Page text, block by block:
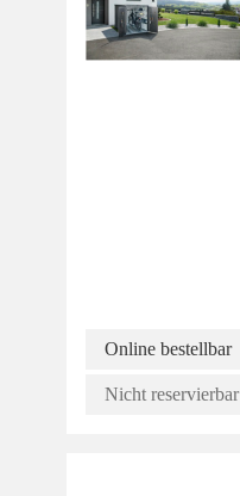
Online bestellbar
Nicht reservierbar